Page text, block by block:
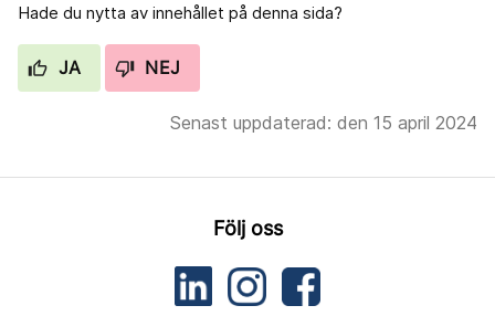
Hade du nytta av innehållet på denna sida?
JA NEJ
Senast uppdaterad: den 15 april 2024
Följ oss